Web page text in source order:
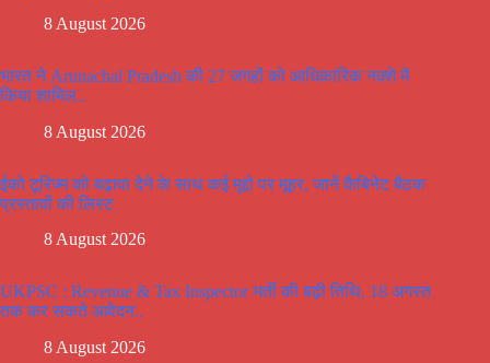
8 August 2026
भारत ने Arunachal Pradesh की 27 जगहों को आधिकारिक नक्शे में
किया शामिल..
8 August 2026
ईको टूरिज्म को बढ़ावा देने के साथ कई मूद्दो पर मूहर, जानें कैबिनेट बैठक
प्रस्तावों की लिस्ट
8 August 2026
UKPSC : Revenue & Tax Inspector भर्ती की बढ़ी तिथि, 18 अगस्त
तक कर सकते आवेदन..
8 August 2026